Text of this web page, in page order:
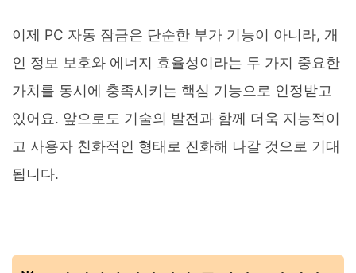
이제 PC 자동 잠금은 단순한 부가 기능이 아니라, 개
인 정보 보호와 에너지 효율성이라는 두 가지 중요한
가치를 동시에 충족시키는 핵심 기능으로 인정받고
있어요. 앞으로도 기술의 발전과 함께 더욱 지능적이
고 사용자 친화적인 형태로 진화해 나갈 것으로 기대
됩니다.